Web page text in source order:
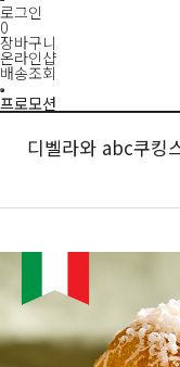
로그인
0
장바구니
온라인샵
배송조회
프로모션
디벨라와 abc쿠킹